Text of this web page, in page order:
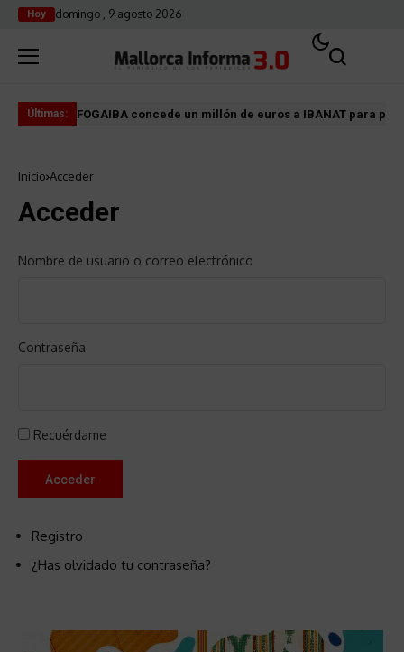
Hoy domingo , 9 agosto 2026
Últimas: FOGAIBA concede un millón de euros a IBANAT para
Inicio Acceder
Acceder
Nombre de usuario o correo electrónico
Contraseña
Recuérdame
Acceder
Registro
¿Has olvidado tu contraseña?